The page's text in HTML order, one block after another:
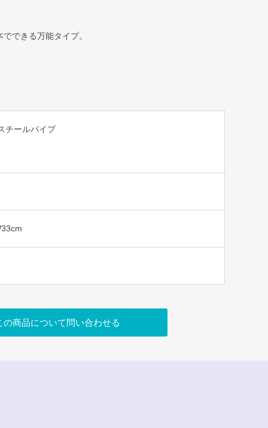
できる万能タイプ。
チールパイプ
の商品について問い合わせる